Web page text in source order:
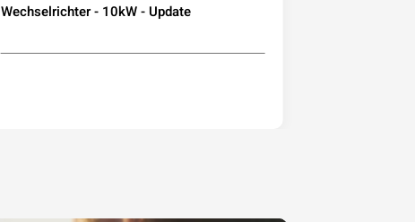
Wechselrichter - 10kW - Update